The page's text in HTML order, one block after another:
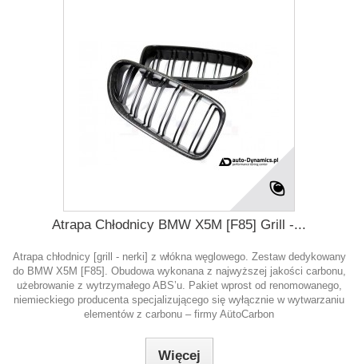
Atrapa Chłodnicy BMW X5M [F85] Grill -...
Atrapa chłodnicy [grill - nerki] z włókna węglowego. Zestaw dedykowany
do BMW X5M [F85]. Obudowa wykonana z najwyższej jakości carbonu,
użebrowanie z wytrzymałego ABS’u. Pakiet wprost od renomowanego,
niemieckiego producenta specjalizującego się wyłącznie w wytwarzaniu
elementów z carbonu – firmy AütoCarbon
Więcej